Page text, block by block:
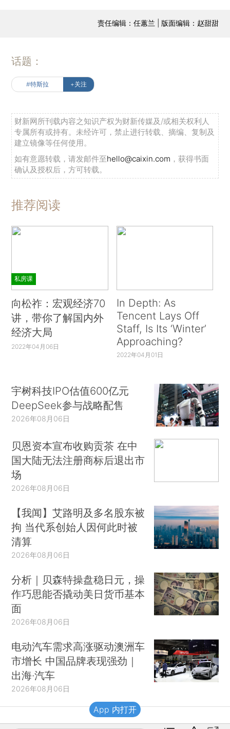
责任编辑：任蕙兰 | 版面编辑：赵甜甜
话题：
#特斯拉 +关注
财新网所刊载内容之知识产权为财新传媒及/或相关权利人
专属所有或持有。未经许可，禁止进行转载、摘编、复制及
建立镜像等任何使用。
如有意愿转载，请发邮件至hello@caixin.com ，获得书面
确认及授权后，方可转载。
推荐阅读
私房课
向松祚：宏观经济70
讲，带你了解国内外
经济大局
2022年04月06日
In Depth: As
Tencent Lays Off
Staff, Is Its ‘Winter’
Approaching?
2022年04月01日
宇树科技IPO估值600亿元
DeepSeek参与战略配售
2026年08月06日
贝恩资本宣布收购贡茶 在中
国大陆无法注册商标后退出市
场
2026年08月06日
【我闻】艾路明及多名股东被
拘 当代系创始人因何此时被
清算
2026年08月06日
分析｜贝森特操盘稳日元，操
作巧思能否撬动美日货币基本
面
2026年08月06日
电动汽车需求高涨驱动澳洲车
市增长 中国品牌表现强劲｜
出海·汽车
2026年08月06日
App 内打开